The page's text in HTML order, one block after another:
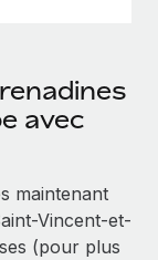
avec
maintenant
Vincent-et-
(pour plus